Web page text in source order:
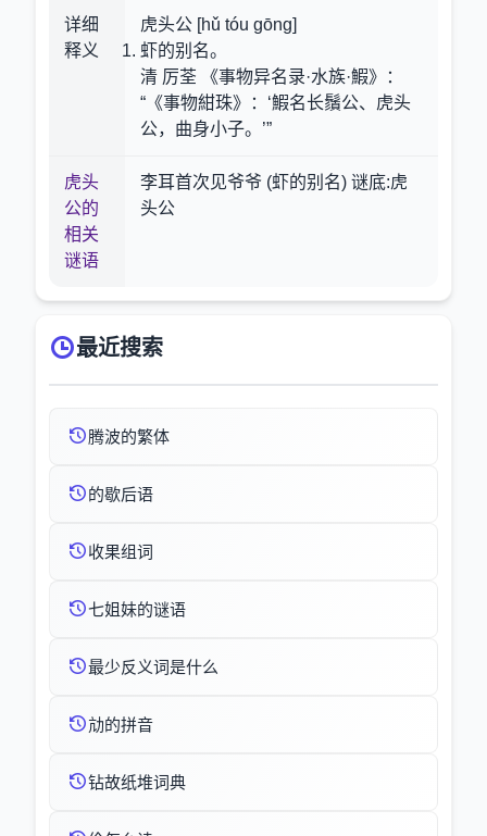
详细
释义
虎头公 [hǔ tóu gōng]
虾的别名。
清 厉荃 《事物异名录·水族·鰕》：
“《事物紺珠》：‘鰕名长鬚公、虎头
公，曲身小子。’”
虎头
公的
相关
谜语
李耳首次见爷爷 (虾的别名) 谜底:虎
头公
最近搜索
腾波的繁体
的歇后语
收果组词
七姐妹的谜语
最少反义词是什么
劥的拼音
钻故纸堆词典